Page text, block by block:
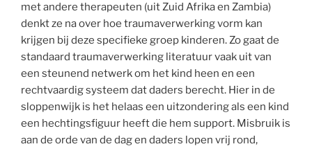
met andere therapeuten (uit Zuid Afrika en Zambia)
denkt ze na over hoe traumaverwerking vorm kan
krijgen bij deze specifieke groep kinderen. Zo gaat de
standaard traumaverwerking literatuur vaak uit van
een steunend netwerk om het kind heen en een
rechtvaardig systeem dat daders berecht. Hier in de
sloppenwijk is het helaas een uitzondering als een kind
een hechtingsfiguur heeft die hem support. Misbruik is
aan de orde van de dag en daders lopen vrij rond,